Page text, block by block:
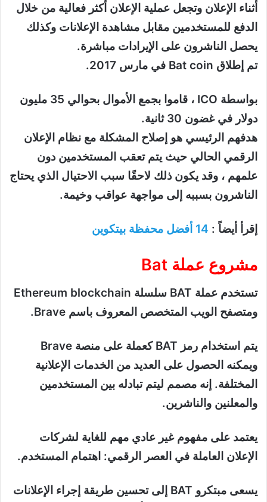
أثناء الإعلان وتجعل عملية الإعلان أكثر فعالية من خلال
الدفع للمستخدمين مقابل مشاهدة الإعلانات وكذلك
يحصل الناشرون على الإيرادات مباشرة.
تم إطلاق Bat coin في مارس 2017.
بواسطة ICO ، قاموا بجمع الأموال بحوالي 35 مليون
دولار في غضون 30 ثانية.
هدفهم الرئيسي هو إصلاح المشكلة مع نظام الإعلان
الرقمي الحالي حيث يتم تعقب المستخدمين دون
علمهم ، وقد يكون ذلك لاحقًا سبب الاحتيال الذي يحتاج
الناشرون بسببه إلى مواجهة عواقب وخيمة.
إقرأ أيضاً : 14 أفضل محفظة بيتكوين
مشروع عملة Bat
تستخدم عملة BAT سلسلة Ethereum blockchain
ومتصفح الويب المتخصص المعروف باسم Brave.
يتم استخدام رمز BAT كعملة على منصة Brave
ويمكنه الحصول على العديد من الخدمات الإعلانية
المختلفة. إنه مصمم ليتم تبادله بين المستخدمين
والمعلنين والناشرين.
يعتمد على مفهوم غير عادي مهم للغاية لشركات
الإعلان العاملة في العصر الرقمي: اهتمام المستخدم.
يسعى مبتكرو BAT إلى تحسين طريقة إجراء الإعلانات